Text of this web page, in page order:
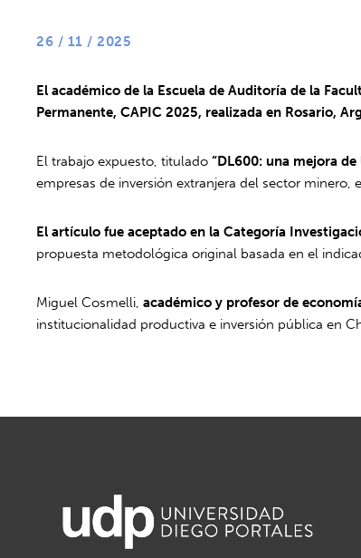
26 / 11 / 2025
El académico de la Escuela de Auditoría de la
Permanente, CAPIC 2025, realizada en Rosario,
El trabajo expuesto, titulado“DL600: una mejora
empresas de inversión extranjera del sector
El artículo fue aceptado en la Categoría
propuesta metodológica original basada en el
Miguel Cosmelli,académico y profesor de
institucionalidad productiva e inversión pública en